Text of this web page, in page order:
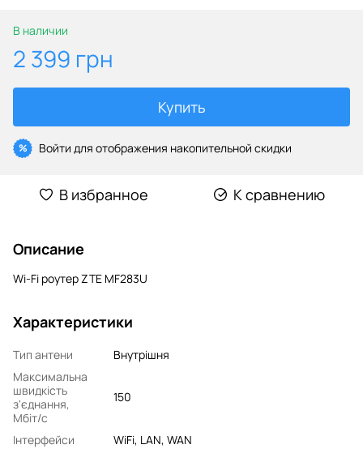
В наличии
2 399 грн
Купить
% Войти для отображения накопительной скидки
В избранное К сравнению
Описание
Wi-Fi роутер ZTE MF283U
Характеристики
Тип антени
Внутрішня
Максимальна
швидкість
з'єднання,
Мбіт/с
150
Інтерфейси
WiFi, LAN, WAN